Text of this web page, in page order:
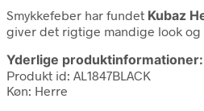
Smykkefeber har fundet Kubaz
giver det rigtige mandige look
Yderlige produktinformationer:
Produkt id: AL1847BLACK
Køn: Herre